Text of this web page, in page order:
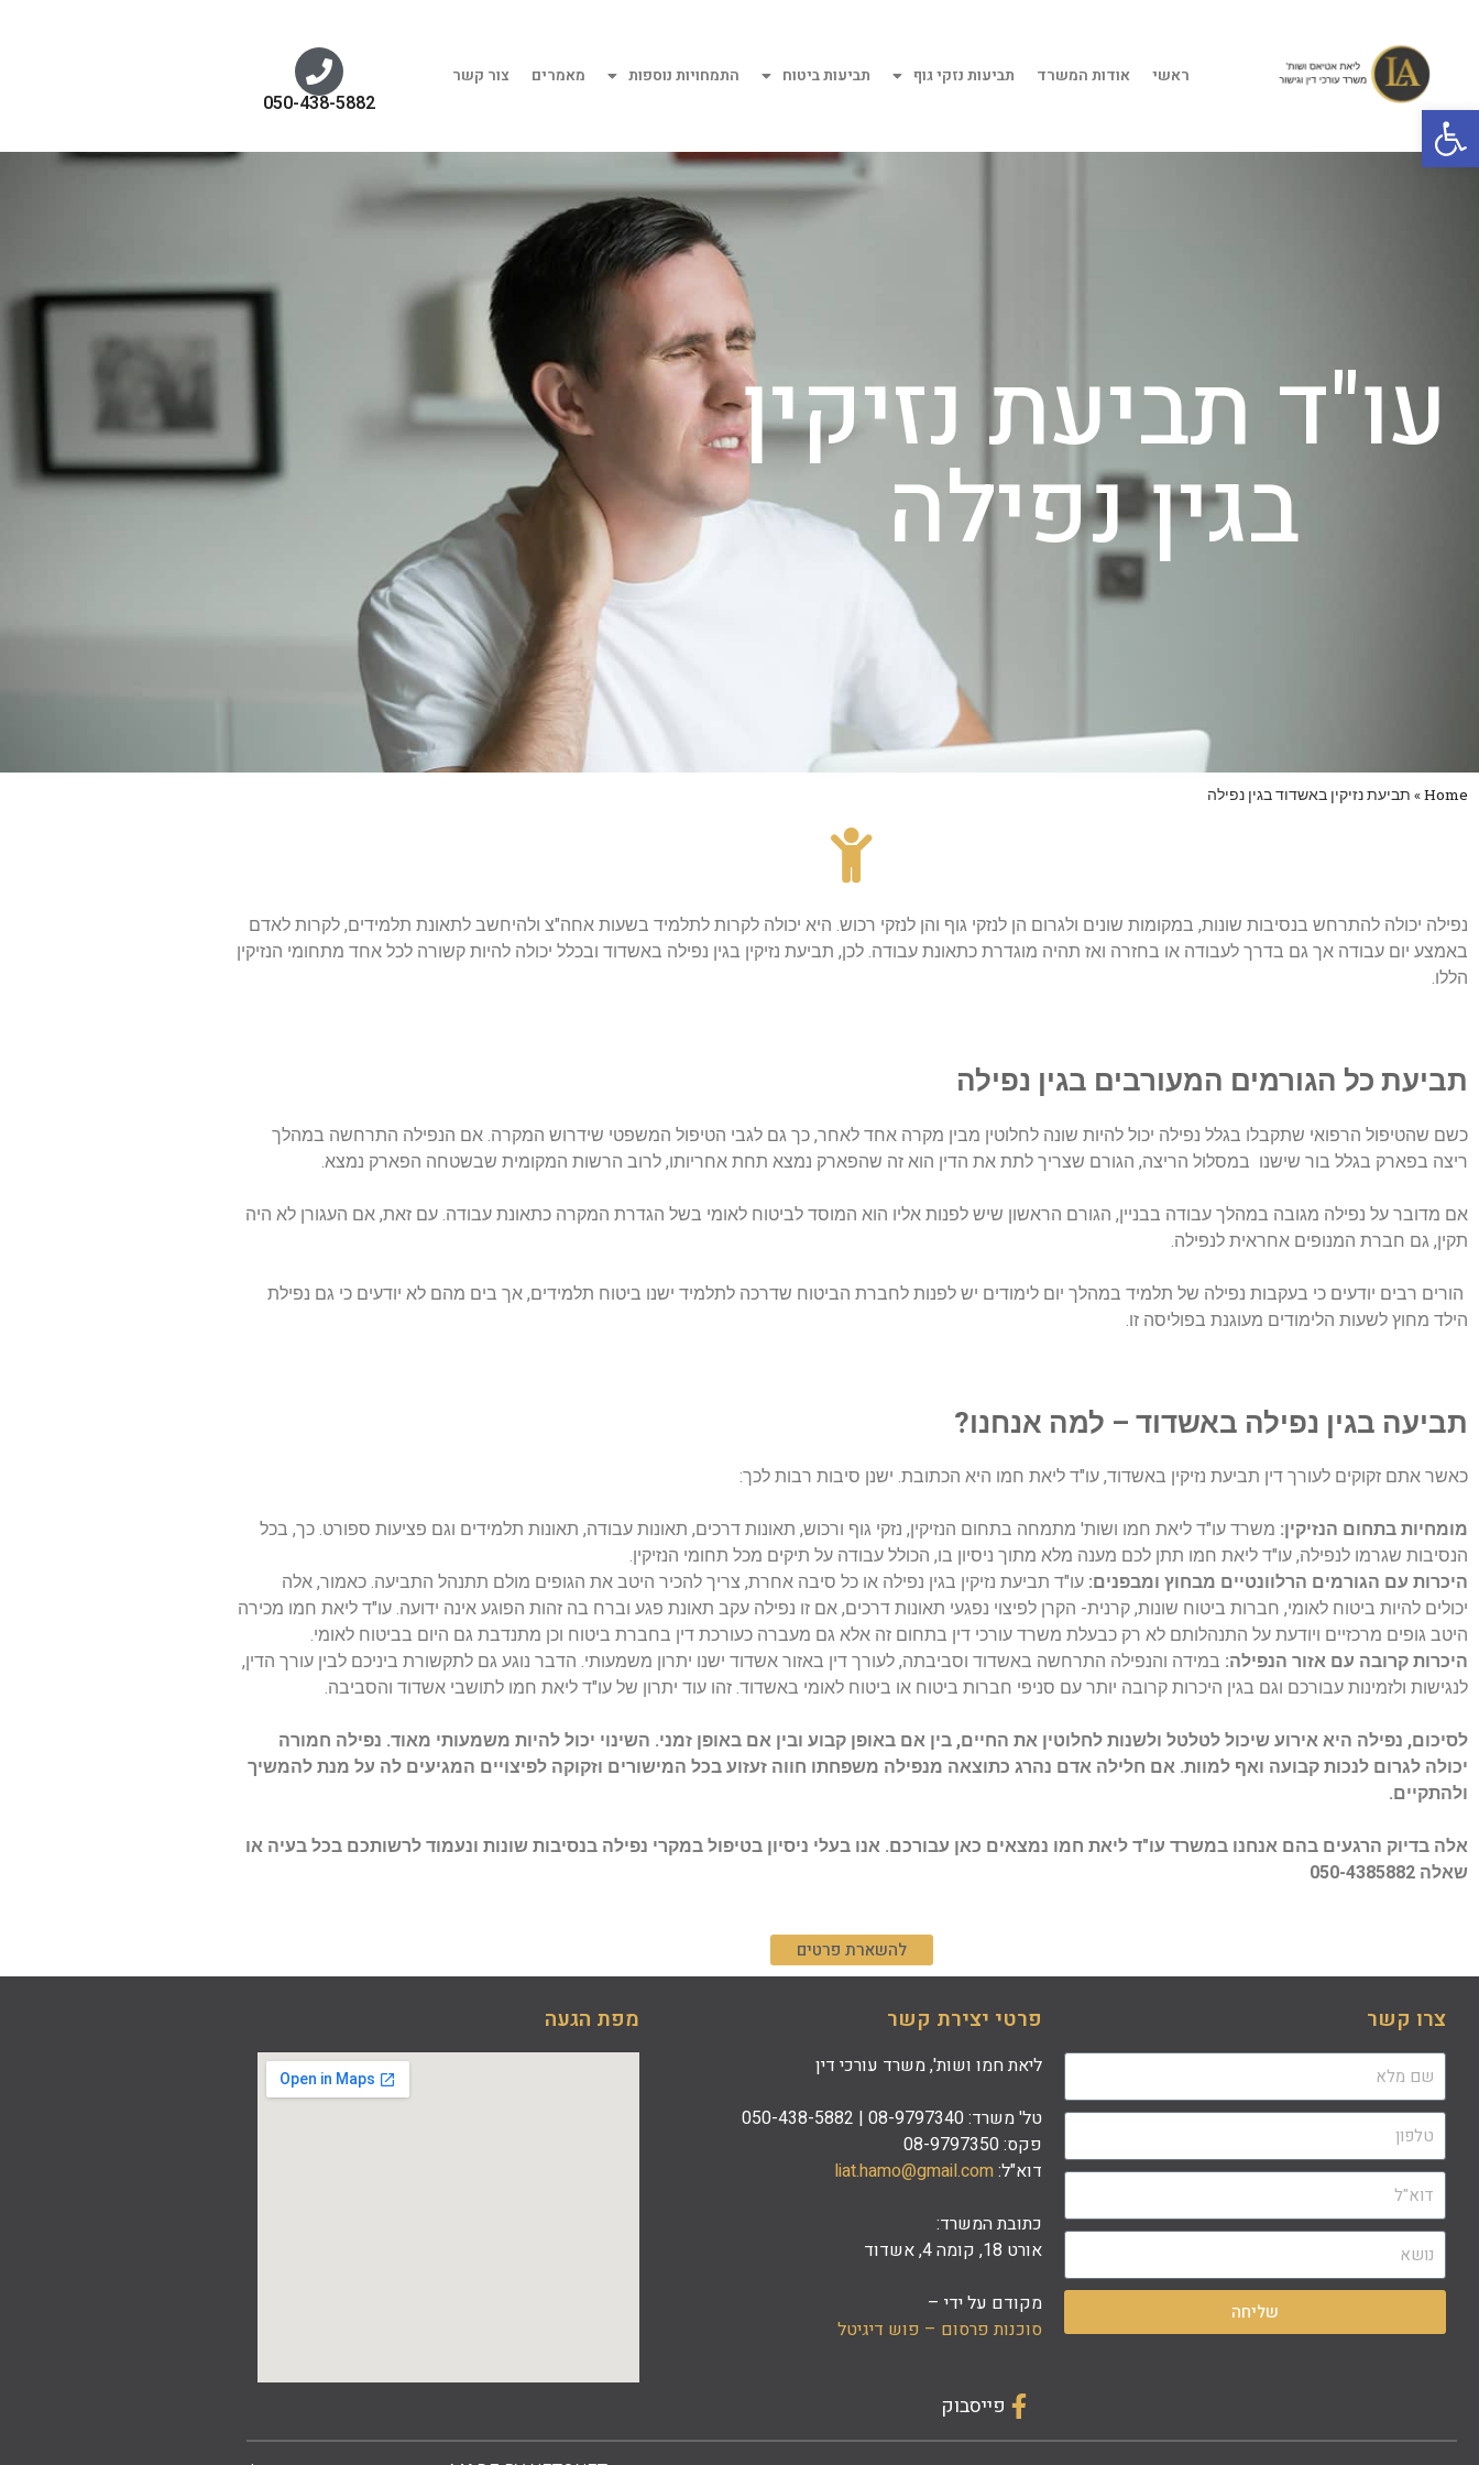
פתח סרגל נגישות
ראשי אודות המשרד תביעות נזקי גוף תביעות ביטוח התמחויות נוספות מאמרים צור קשר
050-438-5882
עו"ד תביעת נזיקין
בגין נפילה
Home
» תביעת נזיקין באשדוד בגין נפילה
נפילה יכולה להתרחש בנסיבות שונות, במקומות שונים ולגרום הן לנזקי גוף והן לנזקי רכוש. היא יכולה לקרות לתלמיד בשעות אחה"צ ולהיחשב לתאונת תלמידים, לקרות לאדם
באמצע יום עבודה אך גם בדרך לעבודה או בחזרה ואז תהיה מוגדרת כתאונת עבודה. לכן, תביעת נזיקין בגין נפילה באשדוד ובכלל יכולה להיות קשורה לכל אחד מתחומי הנזיקין
הללו.
תביעת כל הגורמים המעורבים בגין נפילה
כשם שהטיפול הרפואי שתקבלו בגלל נפילה יכול להיות שונה לחלוטין מבין מקרה אחד לאחר, כך גם לגבי הטיפול המשפטי שידרוש המקרה. אם הנפילה התרחשה במהלך
ריצה בפארק בגלל בור שישנו במסלול הריצה, הגורם שצריך לתת את הדין הוא זה שהפארק נמצא תחת אחריותו, לרוב הרשות המקומית שבשטחה הפארק נמצא.
אם מדובר על נפילה מגובה במהלך עבודה בבניין, הגורם הראשון שיש לפנות אליו הוא המוסד לביטוח לאומי בשל הגדרת המקרה כתאונת עבודה. עם זאת, אם העגורן לא היה
תקין, גם חברת המנופים אחראית לנפילה.
הורים רבים יודעים כי בעקבות נפילה של תלמיד במהלך יום לימודים יש לפנות לחברת הביטוח שדרכה לתלמיד ישנו ביטוח תלמידים, אך בים מהם לא יודעים כי גם נפילת
הילד מחוץ לשעות הלימודים מעוגנת בפוליסה זו.
תביעה בגין נפילה באשדוד – למה אנחנו?
כאשר אתם זקוקים לעורך דין תביעת נזיקין באשדוד, עו"ד ליאת חמו היא הכתובת. ישנן סיבות רבות לכך:
מומחיות בתחום הנזיקין: משרד עו"ד ליאת חמו ושות' מתמחה בתחום הנזיקין, נזקי גוף ורכוש, תאונות דרכים, תאונות עבודה, תאונות תלמידים וגם פציעות ספורט. כך, בכל
הנסיבות שגרמו לנפילה, עו"ד ליאת חמו תתן לכם מענה מלא מתוך ניסיון בו, הכולל עבודה על תיקים מכל תחומי הנזיקין.
היכרות עם הגורמים הרלוונטיים מבחוץ ומבפנים: עו"ד תביעת נזיקין בגין נפילה או כל סיבה אחרת, צריך להכיר היטב את הגופים מולם תתנהל התביעה. כאמור, אלה
יכולים להיות ביטוח לאומי, חברות ביטוח שונות, קרנית- הקרן לפיצוי נפגעי תאונות דרכים, אם זו נפילה עקב תאונת פגע וברח בה זהות הפוגע אינה ידועה. עו"ד ליאת חמו מכירה
היטב גופים מרכזיים ויודעת על התנהלותם לא רק כבעלת משרד עורכי דין בתחום זה אלא גם מעברה כעורכת דין בחברת ביטוח וכן מתנדבת גם היום בביטוח לאומי.
היכרות קרובה עם אזור הנפילה: במידה והנפילה התרחשה באשדוד וסביבתה, לעורך דין באזור אשדוד ישנו יתרון משמעותי. הדבר נוגע גם לתקשורת ביניכם לבין עורך הדין,
לנגישות ולזמינות עבורכם וגם בגין היכרות קרובה יותר עם סניפי חברות ביטוח או ביטוח לאומי באשדוד. זהו עוד יתרון של עו"ד ליאת חמו לתושבי אשדוד והסביבה.
לסיכום, נפילה היא אירוע שיכול לטלטל ולשנות לחלוטין את החיים, בין אם באופן קבוע ובין אם באופן זמני. השינוי יכול להיות משמעותי מאוד. נפילה חמורה
יכולה לגרום לנכות קבועה ואף למוות. אם חלילה אדם נהרג כתוצאה מנפילה משפחתו חווה זעזוע בכל המישורים וזקוקה לפיצויים המגיעים לה על מנת להמשיך
ולהתקיים.
אלה בדיוק הרגעים בהם אנחנו במשרד עו"ד ליאת חמו נמצאים כאן עבורכם. אנו בעלי ניסיון בטיפול במקרי נפילה בנסיבות שונות ונעמוד לרשותכם בכל בעיה או
שאלה 050-4385882
להשארת פרטים
צרו קשר
שליחה
פרטי יצירת קשר
ליאת חמו ושות', משרד עורכי דין
טל' משרד: 08-9797340 | 050-438-5882
פקס: 08-9797350
דוא"ל: liat.hamo@gmail.com
כתובת המשרד:
אורט 18, קומה 4, אשדוד
מקודם על ידי –
סוכנות פרסום – פוש דיגיטל
פייסבוק
מפת הגעה